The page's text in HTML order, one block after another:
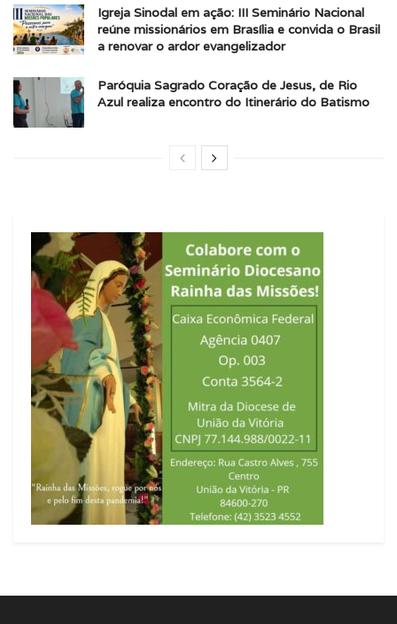
Igreja Sinodal em ação: III Seminário Nacional
reúne missionários em Brasília e convida o Brasil
a renovar o ardor evangelizador
Paróquia Sagrado Coração de Jesus, de Rio
Azul realiza encontro do Itinerário do Batismo